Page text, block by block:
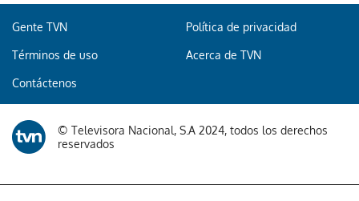
Gente TVN Política de privacidad
Términos de uso Acerca de TVN
Contáctenos
© Televisora Nacional, S.A 2024, todos los derechos
reservados